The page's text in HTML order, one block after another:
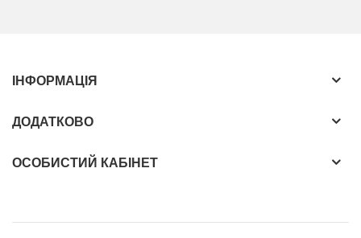
ІНФОРМАЦІЯ
ДОДАТКОВО
ОСОБИСТИЙ КАБІНЕТ